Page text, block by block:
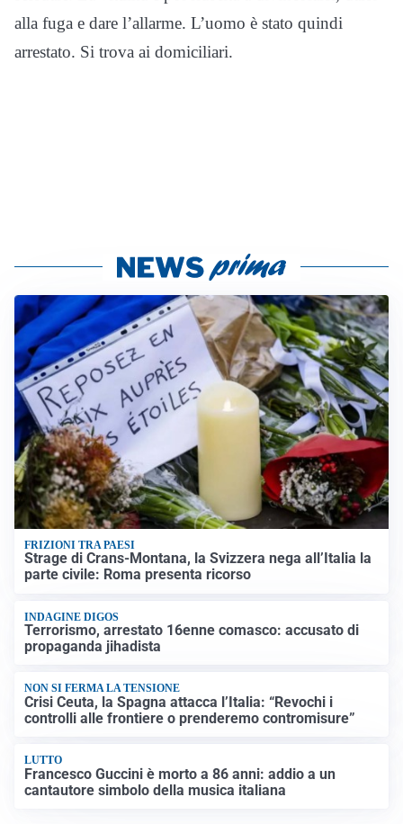
alla fuga e dare l’allarme. L’uomo è stato quindi
arrestato. Si trova ai domiciliari.
FRIZIONI TRA PAESI
Strage di Crans-Montana, la Svizzera nega all’Italia la
parte civile: Roma presenta ricorso
INDAGINE DIGOS
Terrorismo, arrestato 16enne comasco: accusato di
propaganda jihadista
NON SI FERMA LA TENSIONE
Crisi Ceuta, la Spagna attacca l’Italia: “Revochi i
controlli alle frontiere o prenderemo contromisure”
LUTTO
Francesco Guccini è morto a 86 anni: addio a un
cantautore simbolo della musica italiana